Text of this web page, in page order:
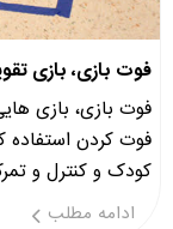
فوت بازی، بازی
فوت بازی، بازی
فوت کردن استفاده
کودک و کنترل و
ادامه مطلب